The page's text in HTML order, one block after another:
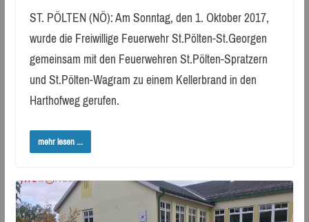
ST. PÖLTEN (NÖ): Am Sonntag, den 1. Oktober 2017,
wurde die Freiwillige Feuerwehr St.Pölten-St.Georgen
gemeinsam mit den Feuerwehren St.Pölten-Spratzern
und St.Pölten-Wagram zu einem Kellerbrand in den
Harthofweg gerufen.
mehr lesen ...